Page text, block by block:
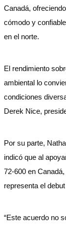
Canadá,
cómodo y
en el norte.
El rendimiento
ambiental lo
condiciones
Derek Nice,
Por su parte,
indicó que al
72-600 en
representa el
“Este acuerdo no